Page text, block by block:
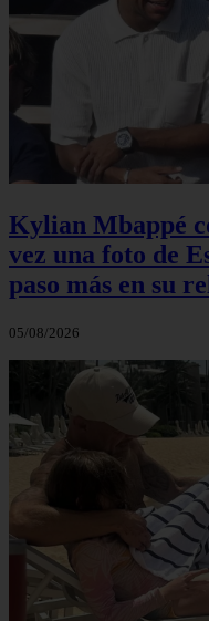
Kylian Mbappé
vez una foto de
paso más en su
05/08/2026